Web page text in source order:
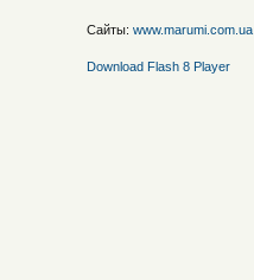
Сайты: www.marumi.com.ua
Download Flash 8 Player